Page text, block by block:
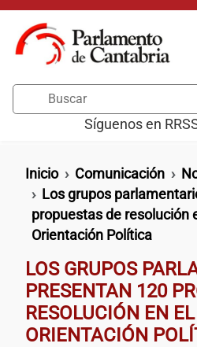
Pasar al contenido principal
Síguenos en
Ruta de navegación
Inicio Comunicación
Los grupos
propuestas de resolución
Orientación Política
LOS GRUPOS
PRESENTAN 120
RESOLUCIÓN EN
ORIENTACIÓN